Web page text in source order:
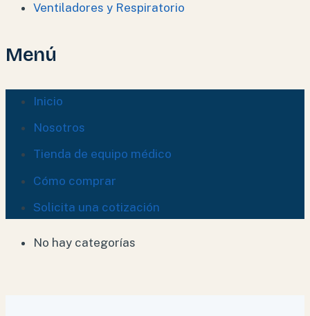
Ventiladores y Respiratorio
Menú
Inicio
Nosotros
Tienda de equipo médico
Cómo comprar
Solicita una cotización
No hay categorías